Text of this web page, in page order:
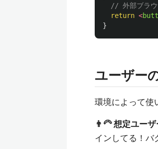
// 外部ブラウ
return <
}
ユーザー
環境によって使
👨‍🦳 想定ユー
インしてる！バ